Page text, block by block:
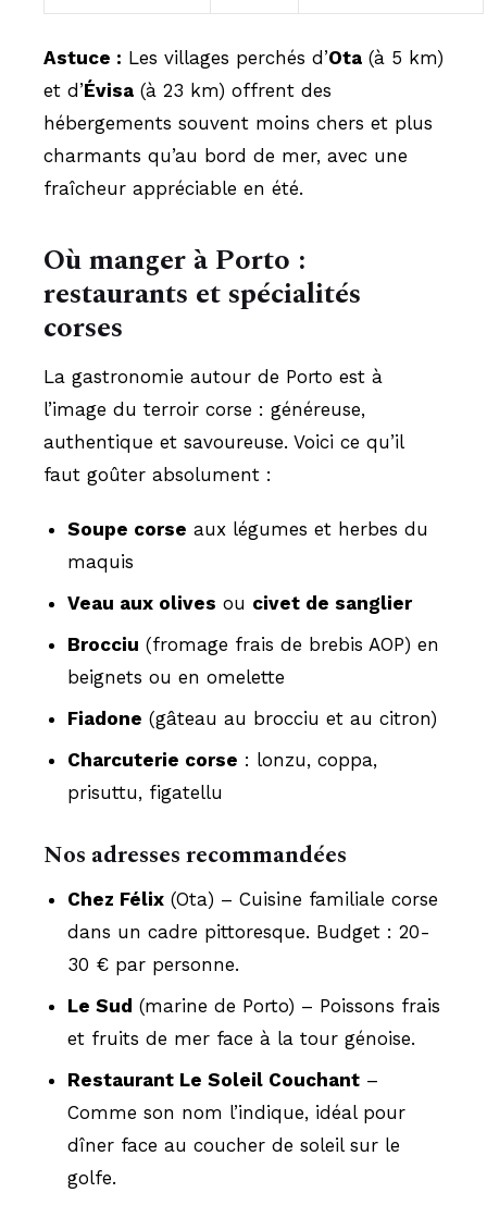
Astuce : Les villages perchés d’Ota (à 5 km)
et d’Évisa (à 23 km) offrent des
hébergements souvent moins chers et plus
charmants qu’au bord de mer, avec une
fraîcheur appréciable en été.
Où manger à Porto :
restaurants et spécialités
corses
La gastronomie autour de Porto est à
l’image du terroir corse : généreuse,
authentique et savoureuse. Voici ce qu’il
faut goûter absolument :
Soupe corse aux légumes et herbes du
maquis
Veau aux olives ou civet de sanglier
Brocciu (fromage frais de brebis AOP) en
beignets ou en omelette
Fiadone (gâteau au brocciu et au citron)
Charcuterie corse : lonzu, coppa,
prisuttu, figatellu
Nos adresses recommandées
Chez Félix (Ota) – Cuisine familiale corse
dans un cadre pittoresque. Budget : 20-
30 € par personne.
Le Sud (marine de Porto) – Poissons frais
et fruits de mer face à la tour génoise.
Restaurant Le Soleil Couchant –
Comme son nom l’indique, idéal pour
dîner face au coucher de soleil sur le
golfe.